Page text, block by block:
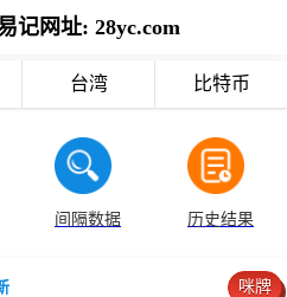
记网址: 28yc.com
台湾 比特币
间隔数据 历史结果
咪牌